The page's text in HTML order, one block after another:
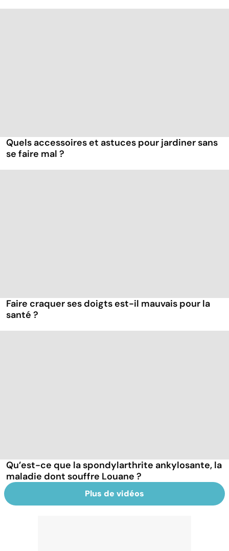
Quels accessoires et astuces pour jardiner sans
se faire mal ?
Faire craquer ses doigts est-il mauvais pour la
santé ?
Qu’est-ce que la spondylarthrite ankylosante, la
maladie dont souffre Louane ?
Plus de vidéos